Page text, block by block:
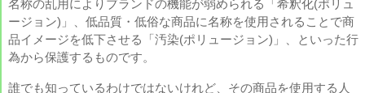
名称の乱用によりブランドの機能が弱められる「希釈化(ポリュ
ージョン)」、低品質・低俗な商品に名称を使用されることで商
品イメージを低下させる「汚染(ポリュージョン)」、といった行
為から保護するものです。
誰でも知っているわけではないけれど、その商品を使用する人